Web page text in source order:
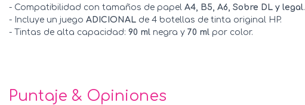
- Compatibilidad con tamaños de papel A4, B5, A6, Sobre DL y legal.
- Incluye un juego ADICIONAL de 4 botellas de tinta original HP.
- Tintas de alta capacidad: 90 ml negra y 70 ml por color.
Puntaje & Opiniones